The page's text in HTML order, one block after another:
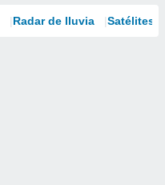
Radar de lluvia Satélites